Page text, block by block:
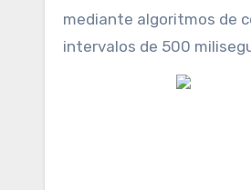
mediante algoritmos de
intervalos de 500